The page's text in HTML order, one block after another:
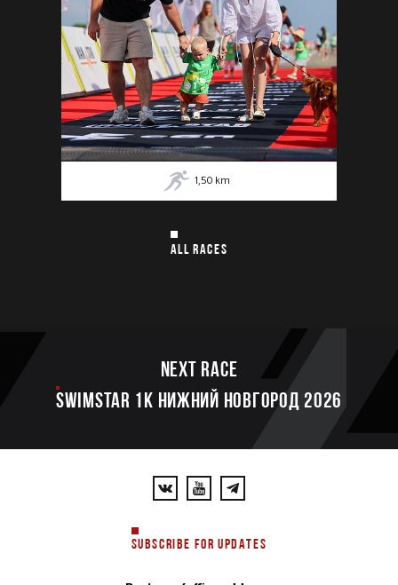
1,50 km
ALL RACES
Next race
SWIMSTAR 1K НИЖНИЙ НОВГОРОД 2026
SUBSCRIBE FOR UPDATES